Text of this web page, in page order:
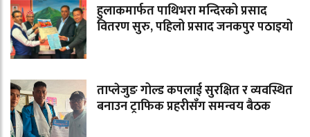
हुलाकमार्फत पाथिभरा मन्दिरको प्रसाद
वितरण सुरु, पहिलो प्रसाद जनकपुर पठाइयो
ताप्लेजुङ गोल्ड कपलाई सुरक्षित र व्यवस्थित
बनाउन ट्राफिक प्रहरीसँग समन्वय बैठक